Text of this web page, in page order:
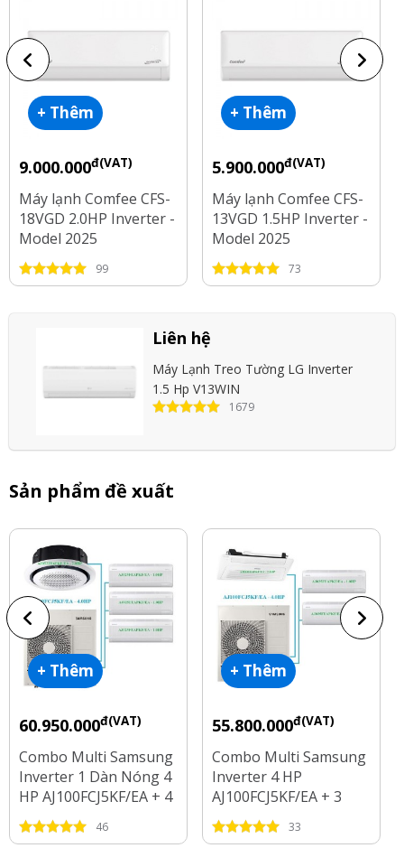
Xem tất cả bình luận(7 bình luận)
+ Thêm
9.000.000đ(VAT)
Máy lạnh Comfee CFS-
18VGD 2.0HP Inverter -
Model 2025
99
+ Thêm
5.900.000đ(VAT)
Máy lạnh Comfee CFS-
13VGD 1.5HP Inverter -
Model 2025
73
Liên hệ
Máy Lạnh Treo Tường LG Inverter
1.5 Hp V13WIN
1679
Sản phẩm đề xuất
+ Thêm
60.950.000đ(VAT)
Combo Multi Samsung
Inverter 1 Dàn Nóng 4
HP AJ100FCJ5KF/EA + 4
Dàn Lạnh 1 HP - 2 HP
46
+ Thêm
55.800.000đ(VAT)
Combo Multi Samsung
Inverter 4 HP
AJ100FCJ5KF/EA + 3
Dàn Lạnh 1 HP - 1.5 HP
- 2.5 HP
33